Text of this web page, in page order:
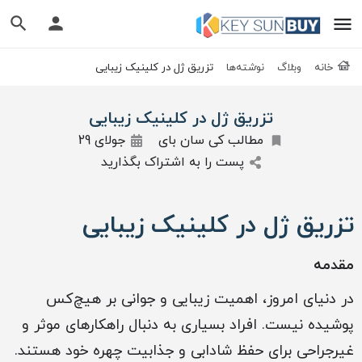
خانه وبلاگ نوشته‌ها تزریق ژل در کلینیک زیبایی
تزریق ژل در کلینیک زیبایی
مطالب کی سان بای
جولای 29
پست را به اشتراک بگذارید
تزریق ژل در کلینیک زیبایی
مقدمه
در دنیای امروز، اهمیت زیبایی و جوانی بر هیچ‌کس
پوشیده نیست. افراد بسیاری به دنبال راهکارهای موثر و
غیرجراحی برای حفظ شادابی و جذابیت چهره خود هستند.